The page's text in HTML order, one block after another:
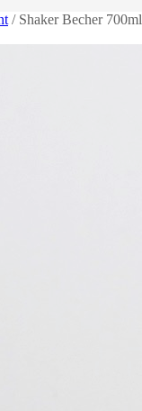
/ Shaker Becher 700ml